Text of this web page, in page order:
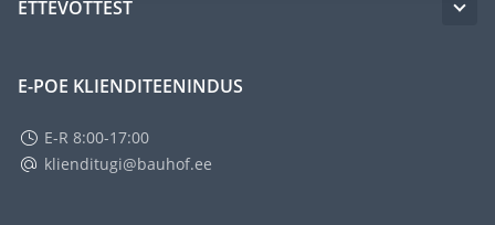
ETTEVÕTTEST
E-POE KLIENDITEENINDUS
E-R 8:00-17:00
klienditugi@bauhof.ee